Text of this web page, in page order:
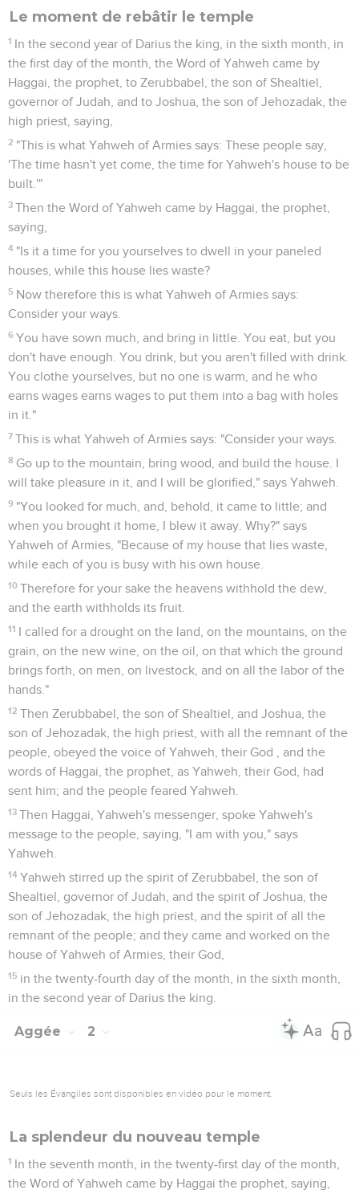
Le moment de rebâtir le temple
1 In the second year of Darius the king, in the sixth month, in
the first day of the month, the Word of Yahweh came by
Haggai, the prophet, to Zerubbabel, the son of Shealtiel,
governor of Judah, and to Joshua, the son of Jehozadak, the
high priest, saying,
2 "This is what Yahweh of Armies says: These people say,
'The time hasn't yet come, the time for Yahweh's house to be
built.'"
3 Then the Word of Yahweh came by Haggai, the prophet,
saying,
4 "Is it a time for you yourselves to dwell in your paneled
houses, while this house lies waste?
5 Now therefore this is what Yahweh of Armies says:
Consider your ways.
6 You have sown much, and bring in little. You eat, but you
don't have enough. You drink, but you aren't filled with drink.
You clothe yourselves, but no one is warm, and he who
earns wages earns wages to put them into a bag with holes
in it."
7 This is what Yahweh of Armies says: "Consider your ways.
8 Go up to the mountain, bring wood, and build the house. I
will take pleasure in it, and I will be glorified," says Yahweh.
9 "You looked for much, and, behold, it came to little; and
when you brought it home, I blew it away. Why?" says
Yahweh of Armies, "Because of my house that lies waste,
while each of you is busy with his own house.
10 Therefore for your sake the heavens withhold the dew,
and the earth withholds its fruit.
11 I called for a drought on the land, on the mountains, on the
grain, on the new wine, on the oil, on that which the ground
brings forth, on men, on livestock, and on all the labor of the
hands."
12 Then Zerubbabel, the son of Shealtiel, and Joshua, the
son of Jehozadak, the high priest, with all the remnant of the
people, obeyed the voice of Yahweh, their God , and the
words of Haggai, the prophet, as Yahweh, their God, had
sent him; and the people feared Yahweh.
13 Then Haggai, Yahweh's messenger, spoke Yahweh's
message to the people, saying, "I am with you," says
Yahweh.
14 Yahweh stirred up the spirit of Zerubbabel, the son of
Shealtiel, governor of Judah, and the spirit of Joshua, the
son of Jehozadak, the high priest, and the spirit of all the
remnant of the people; and they came and worked on the
house of Yahweh of Armies, their God,
15 in the twenty-fourth day of the month, in the sixth month,
in the second year of Darius the king.
Aggée 2
Seuls les Évangiles sont disponibles en vidéo pour le moment.
La splendeur du nouveau temple
1 In the seventh month, in the twenty-first day of the month,
the Word of Yahweh came by Haggai the prophet, saying,